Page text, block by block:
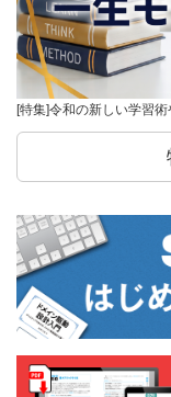
[特集]令和の新しい学習